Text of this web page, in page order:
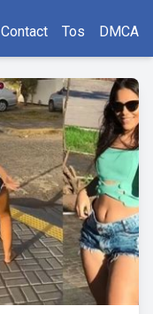
Contact Tos DMCA